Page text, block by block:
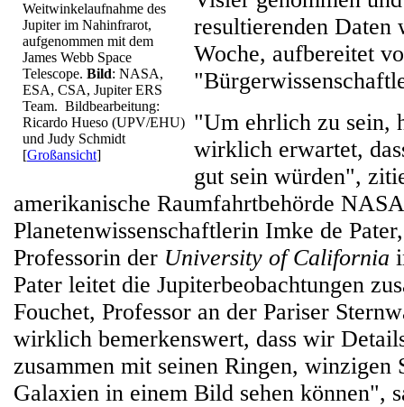
Weitwinkelaufnahme des
Jupiter im Nahinfrarot,
aufgenommen mit dem
James Webb Space
Telescope. Bild: NASA,
ESA, CSA, Jupiter ERS
Team. Bildbearbeitung:
Ricardo Hueso (UPV/EHU)
und Judy Schmidt
[Großansicht]
resultierenden Daten
Woche, aufbereitet
"Um ehrlich zu sein,
wirklich erwartet,
gut sein würden",
amerikanische Raumfahrtbehörde
Planetenwissenschaftlerin Imke de
Professorin der University of California
Pater leitet die Jupiterbeobachtungen
Fouchet, Professor an der Pariser
wirklich bemerkenswert, dass wir
zusammen mit seinen Ringen, winzigen
Galaxien in einem Bild sehen können",